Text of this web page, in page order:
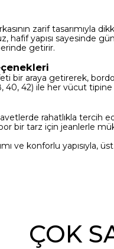
zarif tasarımıyla
hafif yapısı sayesinde
getirir.
bir araya getirerek,
40, 42) ile her vücut
rahatlıkla tercih
bir tarz için jeanlerle
ve konforlu yapısıyla,
ÇOK